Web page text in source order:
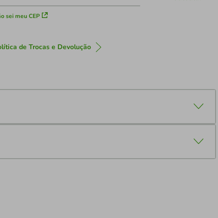
sei meu CEP
de Trocas e Devolução